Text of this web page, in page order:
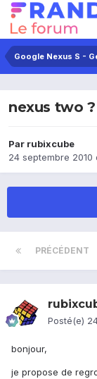
Google Nexus S -
nexus two ?
Par rubixcube
24 septembre 2010
PRÉCÉDENT
Posté(e)
bonjour,
je propose de